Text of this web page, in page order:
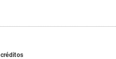
créditos